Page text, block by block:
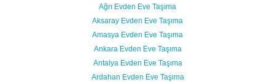
Ağrı Evden Eve Taşıma
Aksaray Evden Eve Taşıma
Amasya Evden Eve Taşıma
Ankara Evden Eve Taşıma
Antalya Evden Eve Taşıma
Ardahan Evden Eve Taşıma